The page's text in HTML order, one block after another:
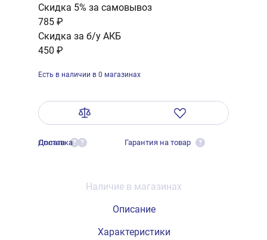
Скидка 5% за самовывоз
785 ₽
Скидка за б/у АКБ
450 ₽
Есть в наличии в 0 магазинах
Оплата ?
Доставка ? Гарантия на товар ?
Наличие в магазинах
Описание
Характеристики